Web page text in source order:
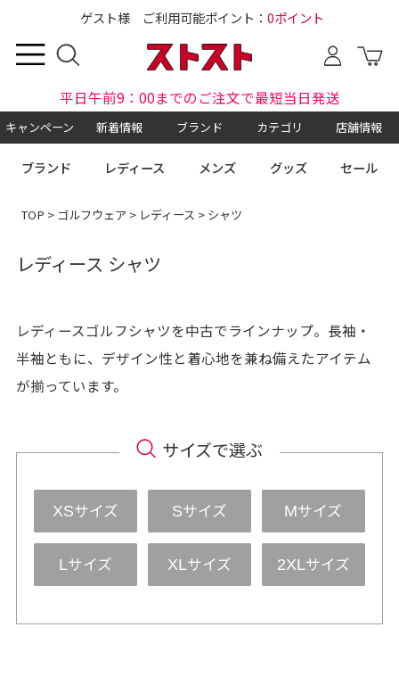
ゲスト様 ご利用可能ポイント： 0ポイント
平日午前9：00までのご注文で最短当日発送
キャンペーン 新着情報 ブランド カテゴリ 店舗情報
ブランド レディース メンズ グッズ セール
TOP > ゴルフウェア > レディース > シャツ
レディース シャツ
レディースゴルフシャツを中古でラインナップ。長袖・
半袖ともに、デザイン性と着心地を兼ね備えたアイテム
が揃っています。
サイズで選ぶ
XSサイズ Sサイズ Mサイズ
Lサイズ XLサイズ 2XLサイズ